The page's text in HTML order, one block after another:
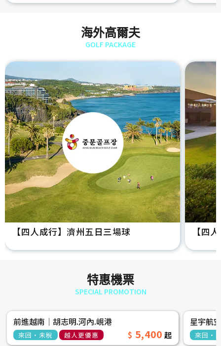
海外高爾夫
GOLF PACKAGE
【四人成行】濟州五日三場球 【四
特惠機票
SPECIAL PROMOTION
前進越南│胡志明.河內.峴港
來回‧未稅 越人更優惠 5,400
星宇航
來回‧